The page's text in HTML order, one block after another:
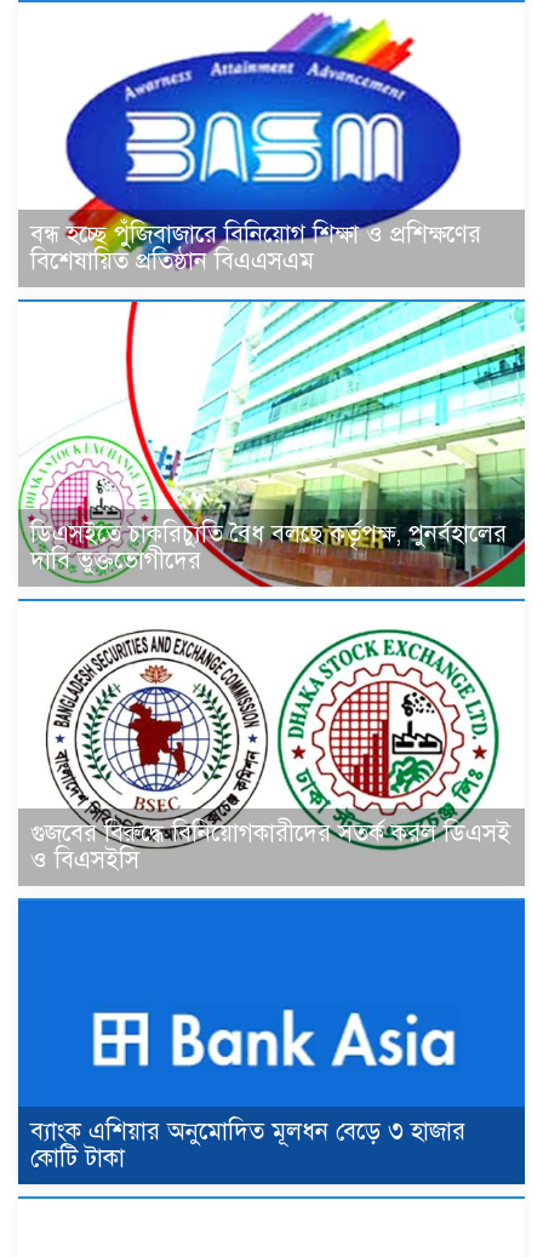
বন্ধ হচ্ছে পুঁজিবাজারে বিনিয়োগ শিক্ষা ও প্রশিক্ষণের
বিশেষায়িত প্রতিষ্ঠান বিএএসএম
ডিএসইতে চাকরিচ্যুতি বৈধ বলছে কর্তৃপক্ষ, পুনর্বহালের
দাবি ভুক্তভোগীদের
গুজবের বিরুদ্ধে বিনিয়োগকারীদের সতর্ক করল ডিএসই
ও বিএসইসি
ব্যাংক এশিয়ার অনুমোদিত মূলধন বেড়ে ৩ হাজার
কোটি টাকা